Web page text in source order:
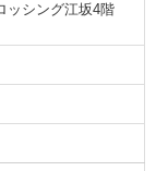
ッシング江坂4階